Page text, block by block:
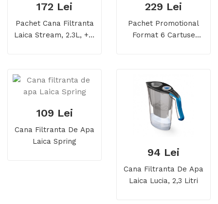
172 Lei
Pachet Cana Filtranta
Laica Stream, 2.3L, + 3
229 Lei
Pachet Promotional
Format 6 Cartuse
109 Lei
Cana Filtranta De Apa
Laica Spring
94 Lei
Cana Filtranta De Apa
Laica Lucia, 2,3 Litri